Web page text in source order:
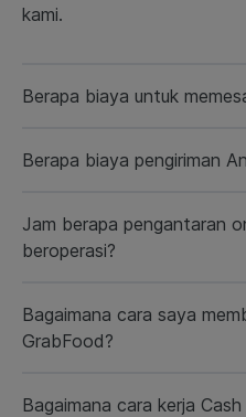
kami.
Berapa biaya untuk
Berapa biaya pengiriman
Jam berapa pengantaran
beroperasi?
Bagaimana cara saya
GrabFood?
Bagaimana cara kerja